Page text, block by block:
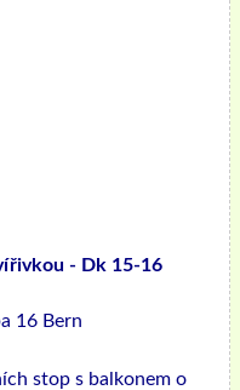
- Dk 15-16
16 Bern
stop s balkonem o